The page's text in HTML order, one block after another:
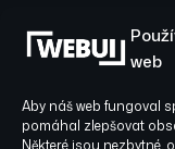
web
Aby náš web fungoval
pomáhal zlepšovat
Některé jsou nezbytné,
Naše
je vedena s
jasnými cíli
úvodní